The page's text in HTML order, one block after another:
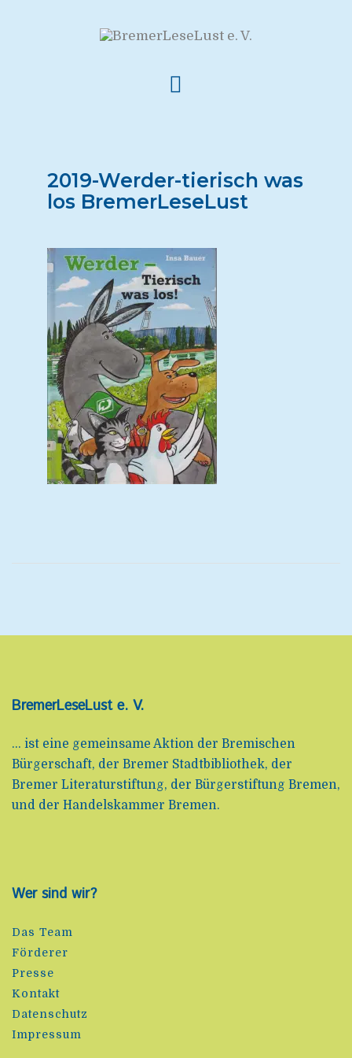
2019-Werder-tierisch was
los BremerLeseLust
BremerLeseLust e. V.
... ist eine gemeinsame Aktion der Bremischen
Bürgerschaft, der Bremer Stadtbibliothek, der
Bremer Literaturstiftung, der Bürgerstiftung Bremen,
und der Handelskammer Bremen.
Wer sind wir?
Das Team
Förderer
Presse
Kontakt
Datenschutz
Impressum